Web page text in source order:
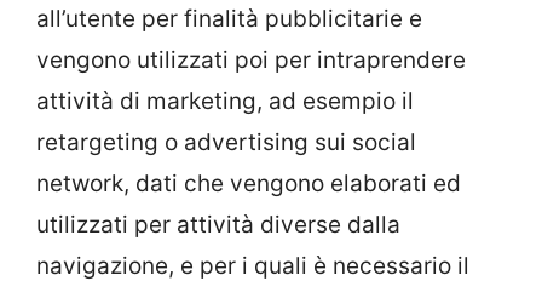
all’utente per finalità pubblicitarie e
vengono utilizzati poi per intraprendere
attività di marketing, ad esempio il
retargeting o advertising sui social
network, dati che vengono elaborati ed
utilizzati per attività diverse dalla
navigazione, e per i quali è necessario il